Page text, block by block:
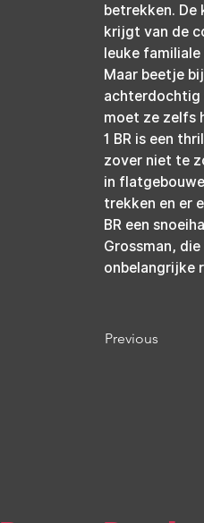
betrekken.
krijgt van de
leuke
Maar beetje
achterdochtig
moet ze zelfs
1 BR is een
zover niet te
in
trekken en er
BR een
Grossman,
onbelangrijke
Previous